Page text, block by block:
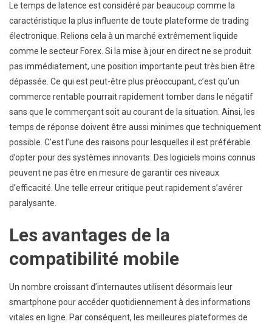
Le temps de latence est considéré par beaucoup comme la
caractéristique la plus influente de toute plateforme de trading
électronique. Relions cela à un marché extrêmement liquide
comme le secteur Forex. Si la mise à jour en direct ne se produit
pas immédiatement, une position importante peut très bien être
dépassée. Ce qui est peut-être plus préoccupant, c’est qu’un
commerce rentable pourrait rapidement tomber dans le négatif
sans que le commerçant soit au courant de la situation. Ainsi, les
temps de réponse doivent être aussi minimes que techniquement
possible. C’est l’une des raisons pour lesquelles il est préférable
d’opter pour des systèmes innovants. Des logiciels moins connus
peuvent ne pas être en mesure de garantir ces niveaux
d’efficacité. Une telle erreur critique peut rapidement s’avérer
paralysante.
Les avantages de la
compatibilité mobile
Un nombre croissant d’internautes utilisent désormais leur
smartphone pour accéder quotidiennement à des informations
vitales en ligne. Par conséquent, les meilleures plateformes de